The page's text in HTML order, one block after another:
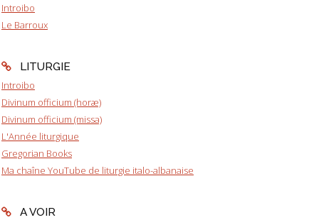
Introibo
Le Barroux
LITURGIE
Introibo
Divinum officium (horæ)
Divinum officium (missa)
L'Année liturgique
Gregorian Books
Ma chaîne YouTube de liturgie italo-albanaise
A VOIR